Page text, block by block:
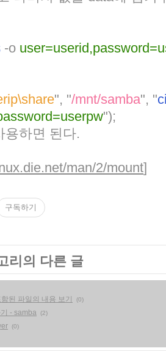
-o
", "/mnt/samba", "
");
용하면 된다.
man/2/mount]
구독하기
리의 다른 글
된 파일의 내용 보기 (0)
- samba (2)
(0)